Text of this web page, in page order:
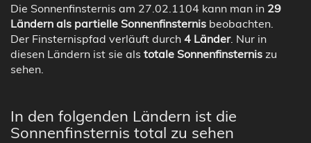
Die Sonnenfinsternis am 27.02.1104 kann man in 29
Ländern als partielle Sonnenfinsternis beobachten.
Der Finsternispfad verläuft durch 4 Länder. Nur in
diesen Ländern ist sie als totale Sonnenfinsternis zu
sehen.
In den folgenden Ländern ist die
Sonnenfinsternis total zu sehen